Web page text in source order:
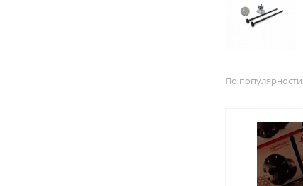
По популярности